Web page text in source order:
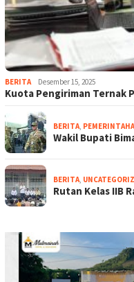
BERITA Desember 15, 2025
Kuota Pengiriman Ternak
BERITA
Wakil Bupati
BERITA
Rutan Kelas IIB